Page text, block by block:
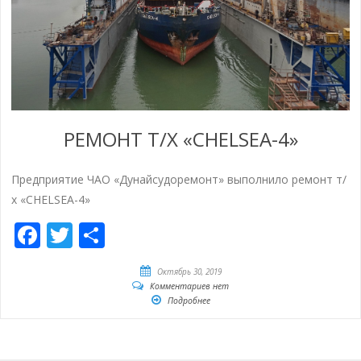
РЕМОНТ Т/Х «CHELSEA-4»
Предприятие ЧАО «Дунайсудоремонт» выполнило ремонт т/
х «CHELSEA-4»
Facebook
Twitter
Октябрь 30, 2019
Комментариев нет
Подробнее